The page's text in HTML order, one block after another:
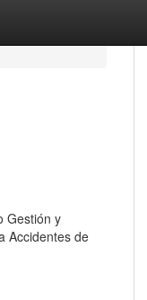
Gestión y
Accidentes de